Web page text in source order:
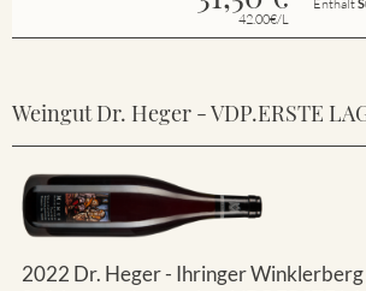
42.00€/L
Weingut Dr. Heger - VDP.ERSTE
2022 Dr. Heger - Ihringer